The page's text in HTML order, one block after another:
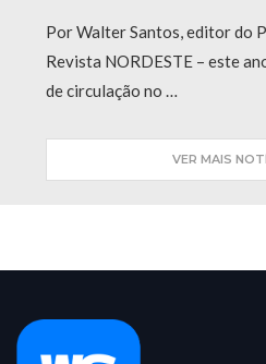
Por Walter Santos, editor do
Revista NORDESTE – este
de circulação no …
VER MAIS